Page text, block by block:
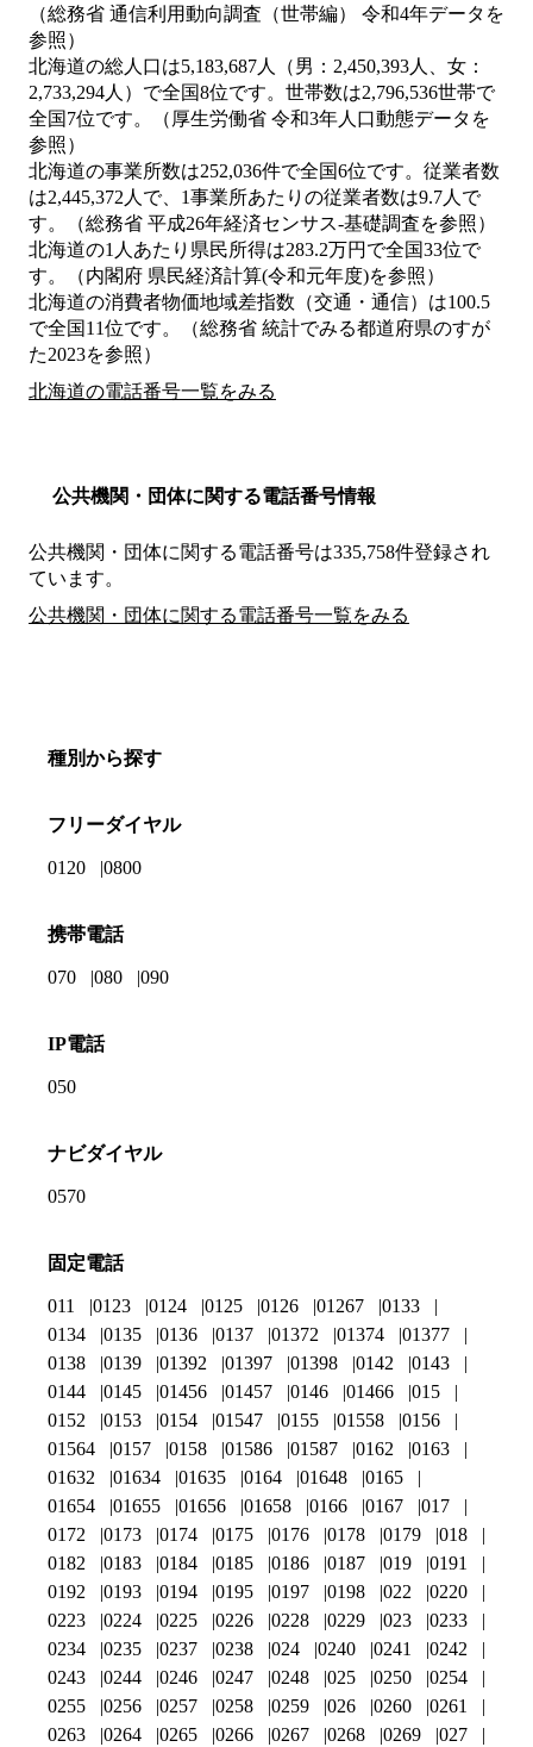
（総務省 通信利用動向調査（世帯編） 令和4年データを
参照）
北海道の総人口は5,183,687人（男：2,450,393人、女：
2,733,294人）で全国8位です。世帯数は2,796,536世帯で
全国7位です。（厚生労働省 令和3年人口動態データを
参照）
北海道の事業所数は252,036件で全国6位です。従業者数
は2,445,372人で、1事業所あたりの従業者数は9.7人で
す。（総務省 平成26年経済センサス‐基礎調査を参照）
北海道の1人あたり県民所得は283.2万円で全国33位で
す。（内閣府 県民経済計算(令和元年度)を参照）
北海道の消費者物価地域差指数（交通・通信）は100.5
で全国11位です。（総務省 統計でみる都道府県のすが
た2023を参照）
北海道の電話番号一覧をみる
公共機関・団体に関する電話番号情報
公共機関・団体に関する電話番号は335,758件登録され
ています。
公共機関・団体に関する電話番号一覧をみる
種別から探す
フリーダイヤル
0120 0800
携帯電話
070 080 090
IP電話
050
ナビダイヤル
0570
固定電話
011 0123 0124 0125 0126 01267
0133
0134
0135 0136 0137 01372 01374
01377
0138
0139 01392 01397 01398 0142
0143
0144
0145 01456 01457 0146 01466
015
0152
0153 0154 01547 0155 01558
0156
01564
0157 0158 01586 01587 0162
0163
01632
01634 01635 0164 01648
0165
01654
01655 01656 01658 0166 0167
017
0172
0173 0174 0175 0176 0178 0179
018
0182
0183 0184 0185 0186 0187 019
0191
0192
0193 0194 0195 0197 0198 022
0220
0223
0224 0225 0226 0228 0229 023
0233
0234
0235 0237 0238 024 0240 0241
0242
0243
0244 0246 0247 0248 025 0250
0254
0255
0256 0257 0258 0259 026 0260
0261
0263
0264 0265 0266 0267 0268 0269 027